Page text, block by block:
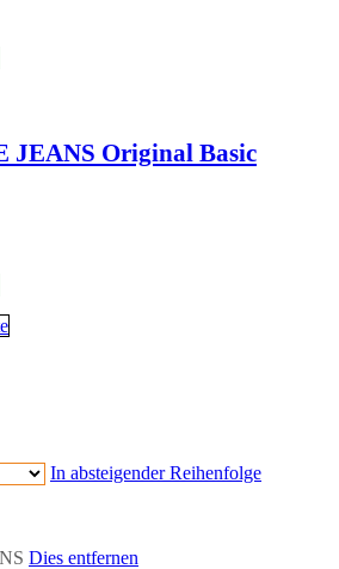
JEANS Original Basic
In absteigender Reihenfolge
Dies entfernen